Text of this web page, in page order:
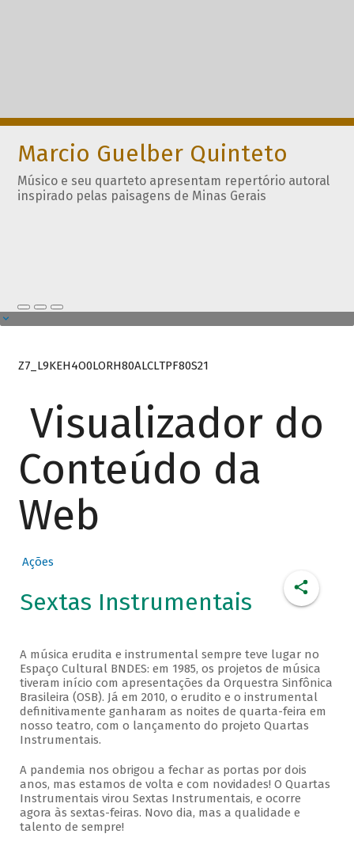
Marcio Guelber Quinteto
Músico e seu quarteto apresentam repertório autoral
inspirado pelas paisagens de Minas Gerais
Z7_L9KEH4O0LORH80ALCLTPF80S21
Visualizador do
Conteúdo da
Web
Ações
Sextas Instrumentais
A música erudita e instrumental sempre teve lugar no
Espaço Cultural BNDES: em 1985, os projetos de música
tiveram início com apresentações da Orquestra Sinfônica
Brasileira (OSB). Já em 2010, o erudito e o instrumental
definitivamente ganharam as noites de quarta-feira em
nosso teatro, com o lançamento do projeto Quartas
Instrumentais.
A pandemia nos obrigou a fechar as portas por dois
anos, mas estamos de volta e com novidades! O Quartas
Instrumentais virou Sextas Instrumentais, e ocorre
agora às sextas-feiras. Novo dia, mas a qualidade e
talento de sempre!